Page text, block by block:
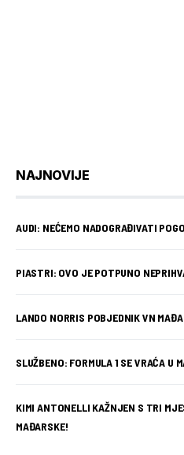
NAJNOVIJE
AUDI: NEĆEMO NADOGRAĐIVATI
PIASTRI: OVO JE POTPUNO
LANDO NORRIS POBJEDNIK VN
SLUŽBENO: FORMULA 1 SE VRAĆA U
KIMI ANTONELLI KAŽNJEN S TRI
MAĐARSKE!